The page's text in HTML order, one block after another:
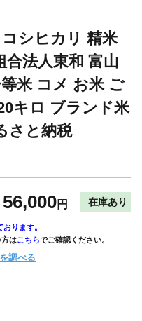
シヒカリ 精米
合法人東和 富山
米 コメ お米 ご
キロ ブランド米
さと納税
56,000円 在庫あり
ります。
方はこちらでご確認ください。
調べる